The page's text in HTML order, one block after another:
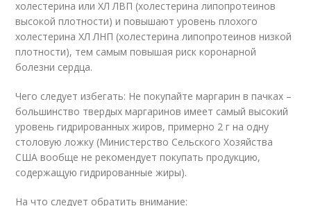
холестерина или ХЛ ЛВП (холестерина липопротеинов
высокой плотности) и повышают уровень плохого
холестерина ХЛ ЛНП (холестерина липопротеинов низкой
плотности), тем самым повышая риск коронарной
болезни сердца.
Чего следует избегать: Не покупайте маргарин в пачках –
большинство твердых маргаринов имеет самый высокий
уровень гидрированных жиров, примерно 2 г на одну
столовую ложку (Министерство Сельского Хозяйства
США вообще не рекомендует покупать продукцию,
содержащую гидрированные жиры).
На что следует обратить внимание: